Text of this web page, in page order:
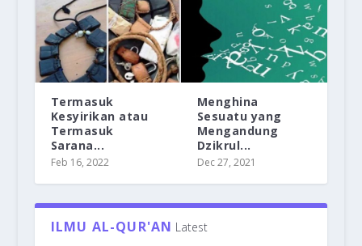
Termasuk
Kesyirikan atau
Termasuk
Sarana...
Feb 16, 2022
Menghina
Sesuatu yang
Mengandung
Dzikrul...
Dec 27, 2021
ILMU AL-QUR'AN Latest